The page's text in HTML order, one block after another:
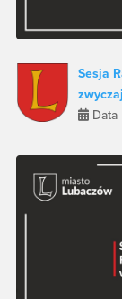
Sesja
Data